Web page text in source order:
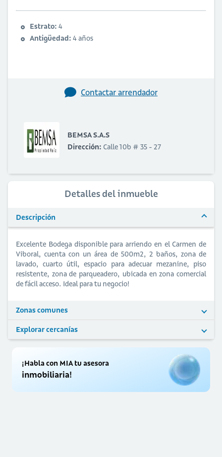
Estrato: 4
Antigüedad: 4 años
Contactar arrendador
BEMSA S.A.S
Dirección: Calle 10b # 35 - 27
Detalles del inmueble
Descripción
Excelente Bodega disponible para arriendo en el Carmen de
Viboral, cuenta con un área de 500m2, 2 baños, zona de
lavado, cuarto útil, espacio para adecuar mezanine, piso
resistente, zona de parqueadero, ubicada en zona comercial
de fácil acceso. Ideal para tu negocio!
Zonas comunes
Explorar cercanías
¡Habla con MIA tu asesora
inmobiliaria!